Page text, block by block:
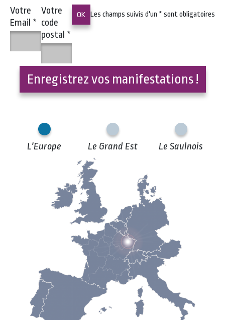
Votre
Email *
Votre
code
postal *
Les champs suivis d'un * sont obligatoires
Enregistrez vos manifestations !
L'Europe Le Grand Est Le Saulnois